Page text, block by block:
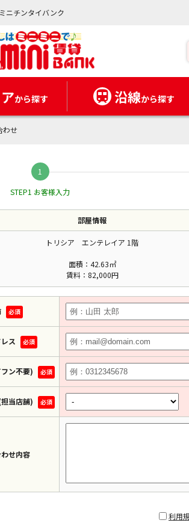
ニチンタイバンク
から探す 沿線から探す
わせ
STEP1 お客様入力
部屋情報
トリシア エンテレイア 1階
面積：42.63㎡
賃料：82,000円
必須
ス 必須
ン不要) 必須
当店舗) 必須
せ内容
利用